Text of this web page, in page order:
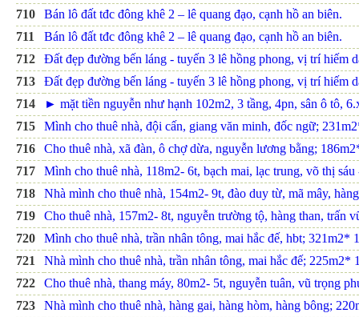
710
Bán lô đất tđc đông khê 2 – lê quang đạo, cạnh hồ an biên.
711
Bán lô đất tđc đông khê 2 – lê quang đạo, cạnh hồ an biên.
712
Đất đẹp đường bến láng - tuyến 3 lê hồng phong, vị trí hiếm
713
Đất đẹp đường bến láng - tuyến 3 lê hồng phong, vị trí hiếm
714
► mặt tiền nguyễn như hạnh 102m2, 3 tầng, 4pn, sân ô tô,
715
Mình cho thuê nhà, đội cấn, giang văn minh, đốc ngữ;
716
Cho thuê nhà, xã đàn, ô chợ dừa, nguyễn lương bằng;
717
Mình cho thuê nhà, 118m2- 6t, bạch mai, lạc trung, võ thị sáu
718
Nhà mình cho thuê nhà, 154m2- 9t, đào duy từ, mã mây,
719
Cho thuê nhà, 157m2- 8t, nguyễn trường tộ, hàng than, trấn
720
Mình cho thuê nhà, trần nhân tông, mai hắc đế, hbt; 321m2*
721
Nhà mình cho thuê nhà, trần nhân tông, mai hắc đế; 225m2*
722
Cho thuê nhà, thang máy, 80m2- 5t, nguyễn tuân, vũ trọng
723
Nhà mình cho thuê nhà, hàng gai, hàng hòm, hàng bông;